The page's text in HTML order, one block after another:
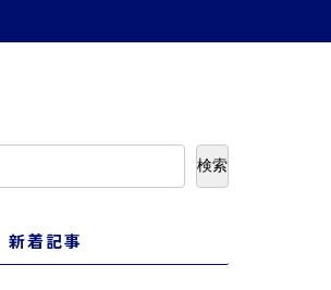
検索
新着記事